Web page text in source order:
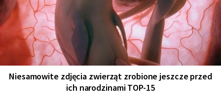
Niesamowite zdjęcia zwierząt zrobione jeszcze przed
ich narodzinami TOP-15